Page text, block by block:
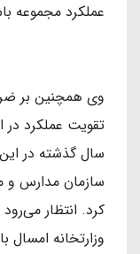
عملکرد مجموعه
وی همچنین بر
تقویت عملکرد
سال گذشته در
سازمان مدارس و
کرد. انتظار
وزارتخانه